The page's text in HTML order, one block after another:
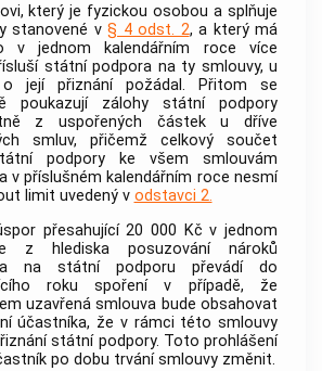
který je fyzickou osobou a splňuje
stanovené v § 4 odst. 2, a který má
v jednom kalendářním roce více
státní podpora na ty smlouvy, u
o její přiznání požádal. Přitom se
poukazují zálohy státní podpory
z uspořených částek u dříve
smluv, přičemž celkový součet
podpory ke všem smlouvám
v příslušném kalendářním roce nesmí
limit uvedený v odstavci 2.
přesahující 20 000 Kč v jednom
z hlediska posuzování nároků
na státní podporu převádí do
roku spoření v případě, že
uzavřená smlouva bude obsahovat
účastníka, že v rámci této smlouvy
státní podpory. Toto prohlášení
po dobu trvání smlouvy změnit.